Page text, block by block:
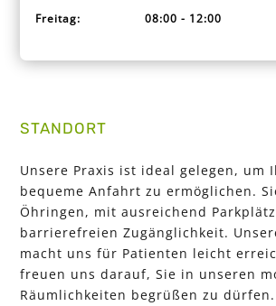
Freitag:
08:00 - 12:00
STANDORT
Unsere Praxis ist ideal gelegen, um
bequeme Anfahrt zu ermöglichen.
Öhringen, mit ausreichend
barrierefreien Zugänglichkeit.
macht uns für Patienten leicht
freuen uns darauf, Sie in unseren
Räumlichkeiten begrüßen zu